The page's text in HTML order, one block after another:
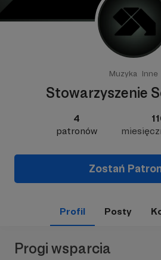
Muzyka Inne
Stowarzyszenie
4
patronów
Zostań
Profil Posty
Progi wsparcia